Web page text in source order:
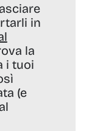
in
la
i tuoi
(e